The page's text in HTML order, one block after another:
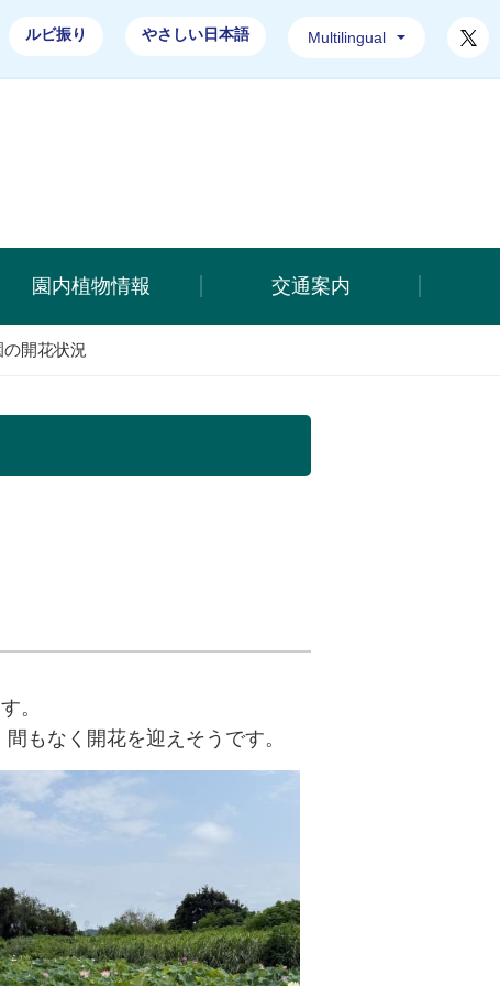
ルビ振り やさしい日本語 Multilingual
園内植物情報 交通案内
開花状況
。
もなく開花を迎えそうです。